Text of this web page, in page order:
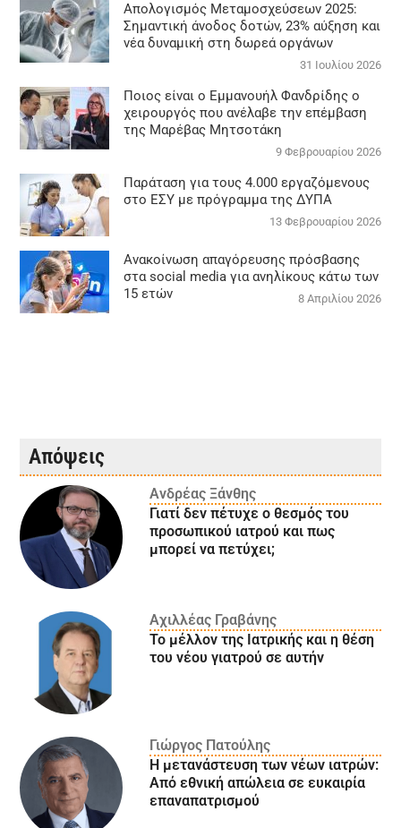
Απολογισμός Μεταμοσχεύσεων 2025:
Σημαντική άνοδος δοτών, 23% αύξηση και
νέα δυναμική στη δωρεά οργάνων
31 Ιουλίου 2026
Ποιος είναι ο Εμμανουήλ Φανδρίδης ο
χειρουργός που ανέλαβε την επέμβαση
της Μαρέβας Μητσοτάκη
9 Φεβρουαρίου 2026
Παράταση για τους 4.000 εργαζόμενους
στο ΕΣΥ με πρόγραμμα της ΔΥΠΑ
13 Φεβρουαρίου 2026
Ανακοίνωση απαγόρευσης πρόσβασης
στα social media για ανηλίκους κάτω των
15 ετών
8 Απριλίου 2026
Απόψεις
Ανδρέας Ξάνθης
Γιατί δεν πέτυχε ο θεσμός του
προσωπικού ιατρού και πως
μπορεί να πετύχει;
Αχιλλέας Γραβάνης
Το μέλλον της Ιατρικής και η θέση
του νέου γιατρού σε αυτήν
Γιώργος Πατούλης
Η μετανάστευση των νέων ιατρών:
Aπό εθνική απώλεια σε ευκαιρία
επαναπατρισμού